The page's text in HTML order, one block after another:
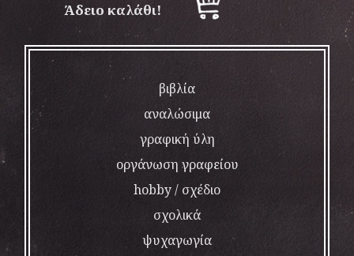
Άδειο καλάθι!
βιβλία
αναλώσιμα
γραφική ύλη
οργάνωση γραφείου
hobby / σχέδιο
σχολικά
ψυχαγωγία